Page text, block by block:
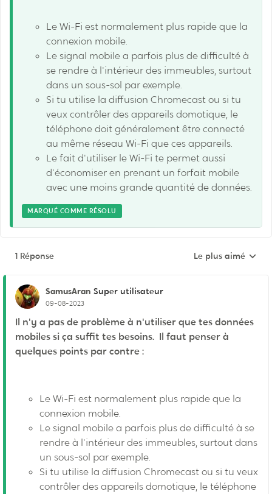
Le Wi-Fi est normalement plus rapide que la
connexion mobile.
Le signal mobile a parfois plus de difficulté à
se rendre à l'intérieur des immeubles, surtout
dans un sous-sol par exemple.
Si tu utilise la diffusion Chromecast ou si tu
veux contrôler des appareils domotique, le
téléphone doit généralement être connecté
au même réseau Wi-Fi que ces appareils.
Le fait d'utiliser le Wi-Fi te permet aussi
d'économiser en prenant un forfait mobile
avec une moins grande quantité de données.
MARQUÉ COMME RÉSOLU
1 Réponse Réponses triées
Le plus aimé
SamusAran Super utilisateur
09-08-2023
Il n'y a pas de problème à n'utiliser que tes données
mobiles si ça suffit tes besoins. Il faut penser à
quelques points par contre :
Le Wi-Fi est normalement plus rapide que la
connexion mobile.
Le signal mobile a parfois plus de difficulté à se
rendre à l'intérieur des immeubles, surtout dans
un sous-sol par exemple.
Si tu utilise la diffusion Chromecast ou si tu veux
contrôler des appareils domotique, le téléphone